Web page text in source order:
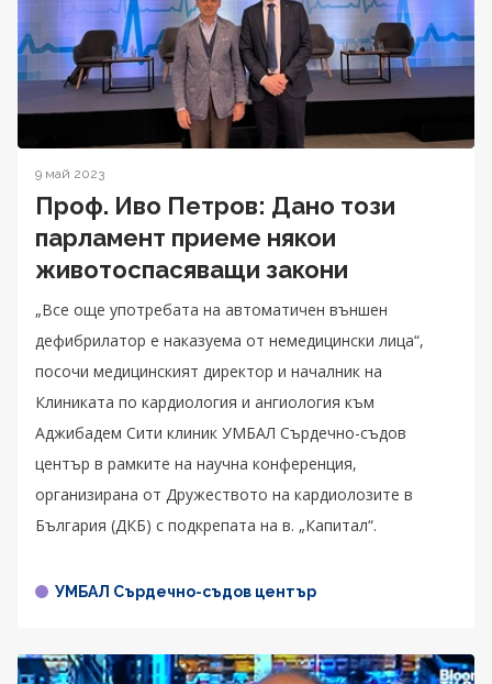
9 май 2023
Проф. Иво Петров: Дано този
парламент приеме някои
животоспасяващи закони
„Все още употребата на автоматичен външен
дефибрилатор е наказуема от немедицински лица“,
посочи медицинският директор и началник на
Клиниката по кардиология и ангиология към
Аджибадем Сити клиник УМБАЛ Сърдечно-съдов
център в рамките на научна конференция,
организирана от Дружеството на кардиолозите в
България (ДКБ) с подкрепата на в. „Капитал“.
УМБАЛ Сърдечно-съдов център